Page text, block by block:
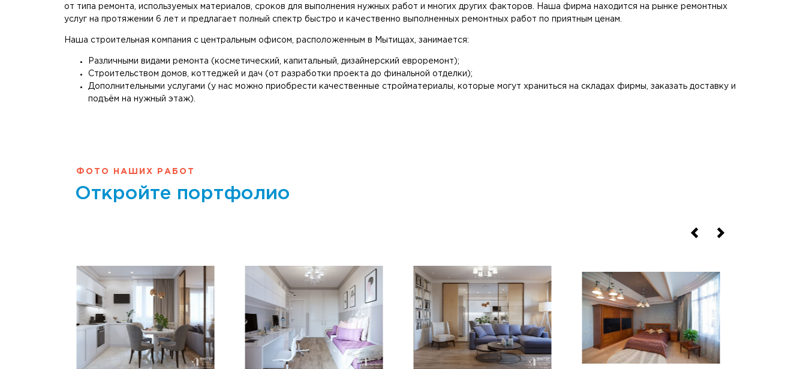
от типа ремонта, используемых материалов, сроков для выполнения нужных работ и многих других факторов. Наша фирма находится на рынке ремонтных
услуг на протяжении 6 лет и предлагает полный спектр быстро и качественно выполненных ремонтных работ по приятным ценам.
Наша строительная компания с центральным офисом, расположенным в Мытищах, занимается:
Различными видами ремонта (косметический, капитальный, дизайнерский евроремонт);
Строительством домов, коттеджей и дач (от разработки проекта до финальной отделки);
Дополнительными услугами (у нас можно приобрести качественные стройматериалы, которые могут храниться на складах фирмы, заказать доставку и
подъём на нужный этаж).
ФОТО НАШИХ РАБОТ
Откройте портфолио